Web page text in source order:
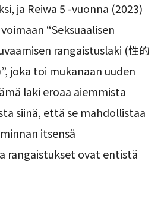
ja Reiwa 5 -vuonna (2023)
“Seksuaalisen
rangaistuslaki (性的
joka toi mukanaan uuden
laki eroaa aiemmista
siinä, että se mahdollistaa
itsensä
rangaistukset ovat entistä